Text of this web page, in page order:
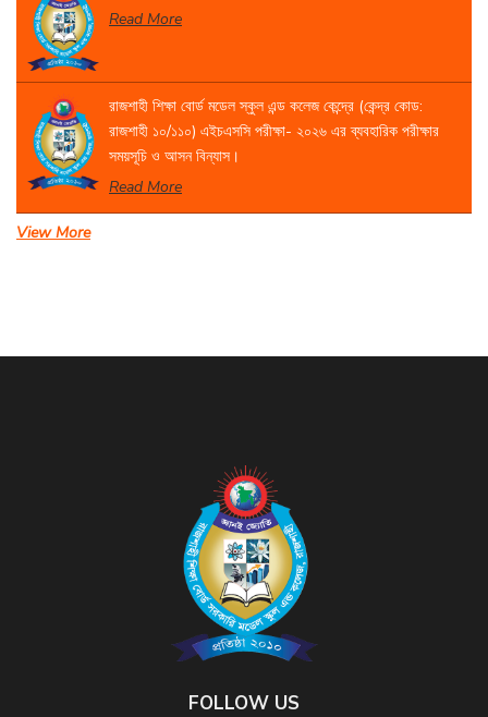
Read More
রাজশাহী শিক্ষা বোর্ড মডেল স্কুল এন্ড কলেজ কেন্দ্রে (কেন্দ্র কোড:
রাজশাহী ১০/১১০) এইচএসসি পরীক্ষা- ২০২৬ এর ব্যবহারিক পরীক্ষার
সময়সূচি ও আসন বিন্যাস।
Read More
View More
FOLLOW US